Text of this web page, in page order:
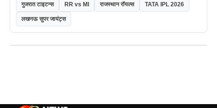
गुजरात टाइटन्स RR vs MI राजस्थान रॉयल्स TATA IPL 2026
लखनऊ सुपर जायंट्स